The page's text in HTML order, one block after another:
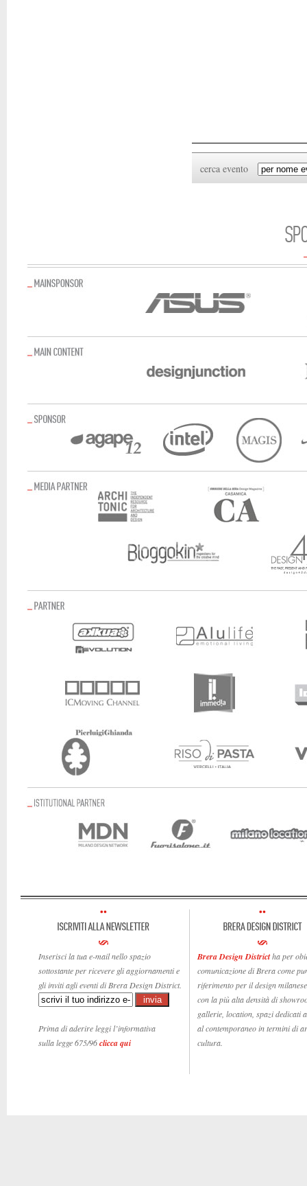
cerca evento
Inserisci la tua e-mail nello spazio
sottostante per ricevere gli aggiornamenti e
gli inviti agli eventi di Brera Design District.
Prima di aderire leggi l’informativa
sulla legge 675/96clicca qui
Brera Design Districtha per
comunicazione di Brera come
riferimento per il design
con la più alta densità di
gallerie, location, spazi dedicati
al contemporaneo in termini di
cultura.